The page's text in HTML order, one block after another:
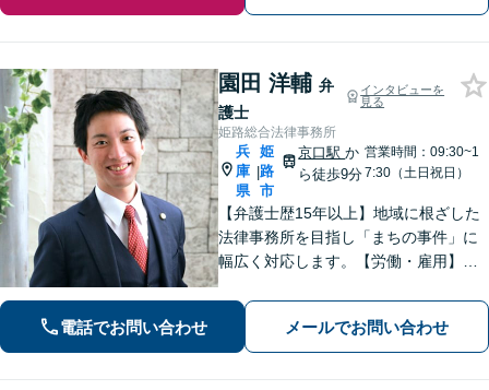
園田 洋輔 弁
護士
インタビューを
見る
姫路総合法律事務所
兵
庫
県
|
姫
路
市
京口駅か
ら徒歩9分
営業時間：09:30~1
7:30（土日祝日）
【弁護士歴15年以上】地域に根ざした
法律事務所を目指し「まちの事件」に
幅広く対応します。【労働・雇用】残
せんか？正しい知識で正当な権利を主
張します。【相続・遺言】遺言書作成
のサポートはお任せください。
電話でお問い合わせ メールでお問い合わせ